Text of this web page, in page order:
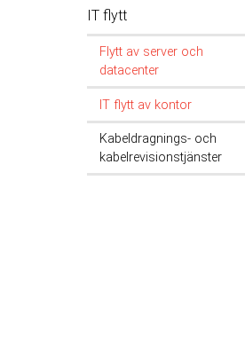
IT flytt
Flytt av server och
datacenter
IT flytt av kontor
Kabeldragnings- och
kabelrevisionstjänster